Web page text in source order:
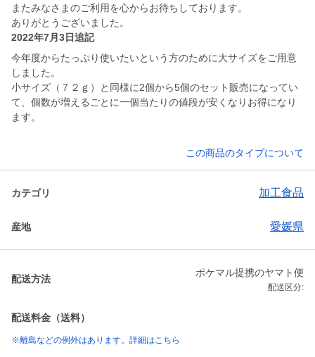
またみなさまのご利用を心からお待ちしております。
ありがとうございました。
2022年7月3日追記
今年度からたっぷり使いたいという方のために大サイズをご用意
しました。
小サイズ（７２ｇ）と同様に2個から5個のセット販売になってい
て、個数が増えるごとに一個当たりの値段が安くなりお得になり
ます。
この商品のタイプについて
カテゴリ 加工食品
産地 愛媛県
配送方法
ポケマル提携のヤマト便
配送区分:
配送料金（送料）
※離島などの例外はあります。詳細はこちら